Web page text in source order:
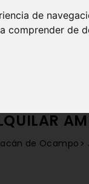
de
de
de Ocampo